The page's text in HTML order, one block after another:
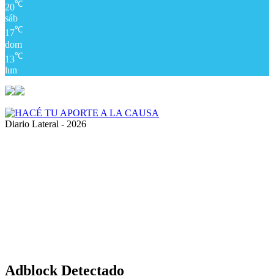
20℃
sáb
17℃
dom
13℃
lun
Diario Lateral - 2026
Adblock Detectado